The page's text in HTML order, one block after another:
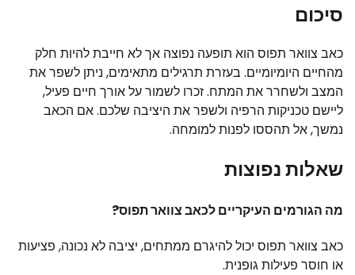
סיכום
כאב צוואר תפוס הוא תופעה נפוצה אך לא חייבת להיות חלק
מהחיים היומיומיים. בעזרת תרגילים מתאימים, ניתן לשפר את
המצב ולשחרר את המתח. זכרו לשמור על אורך חיים פעיל,
ליישם טכניקות הרפיה ולשפר את היציבה שלכם. אם הכאב
נמשך, אל תהססו לפנות למומחה.
שאלות נפוצות
מה הגורמים העיקריים לכאב צוואר תפוס?
כאב צוואר תפוס יכול להיגרם ממתחים, יציבה לא נכונה, פציעות
או חוסר פעילות גופנית.